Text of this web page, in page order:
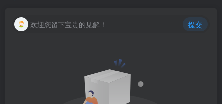
欢迎您留下宝贵的见解！ 提交